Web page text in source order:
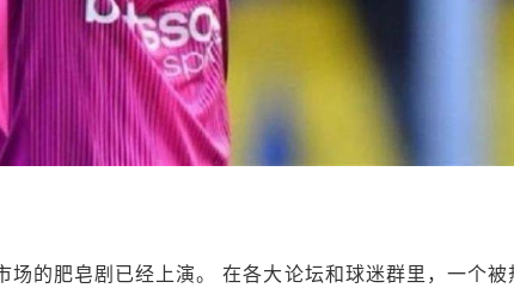
场的肥皂剧已经上演。 在各大论坛和球迷群里，一个被